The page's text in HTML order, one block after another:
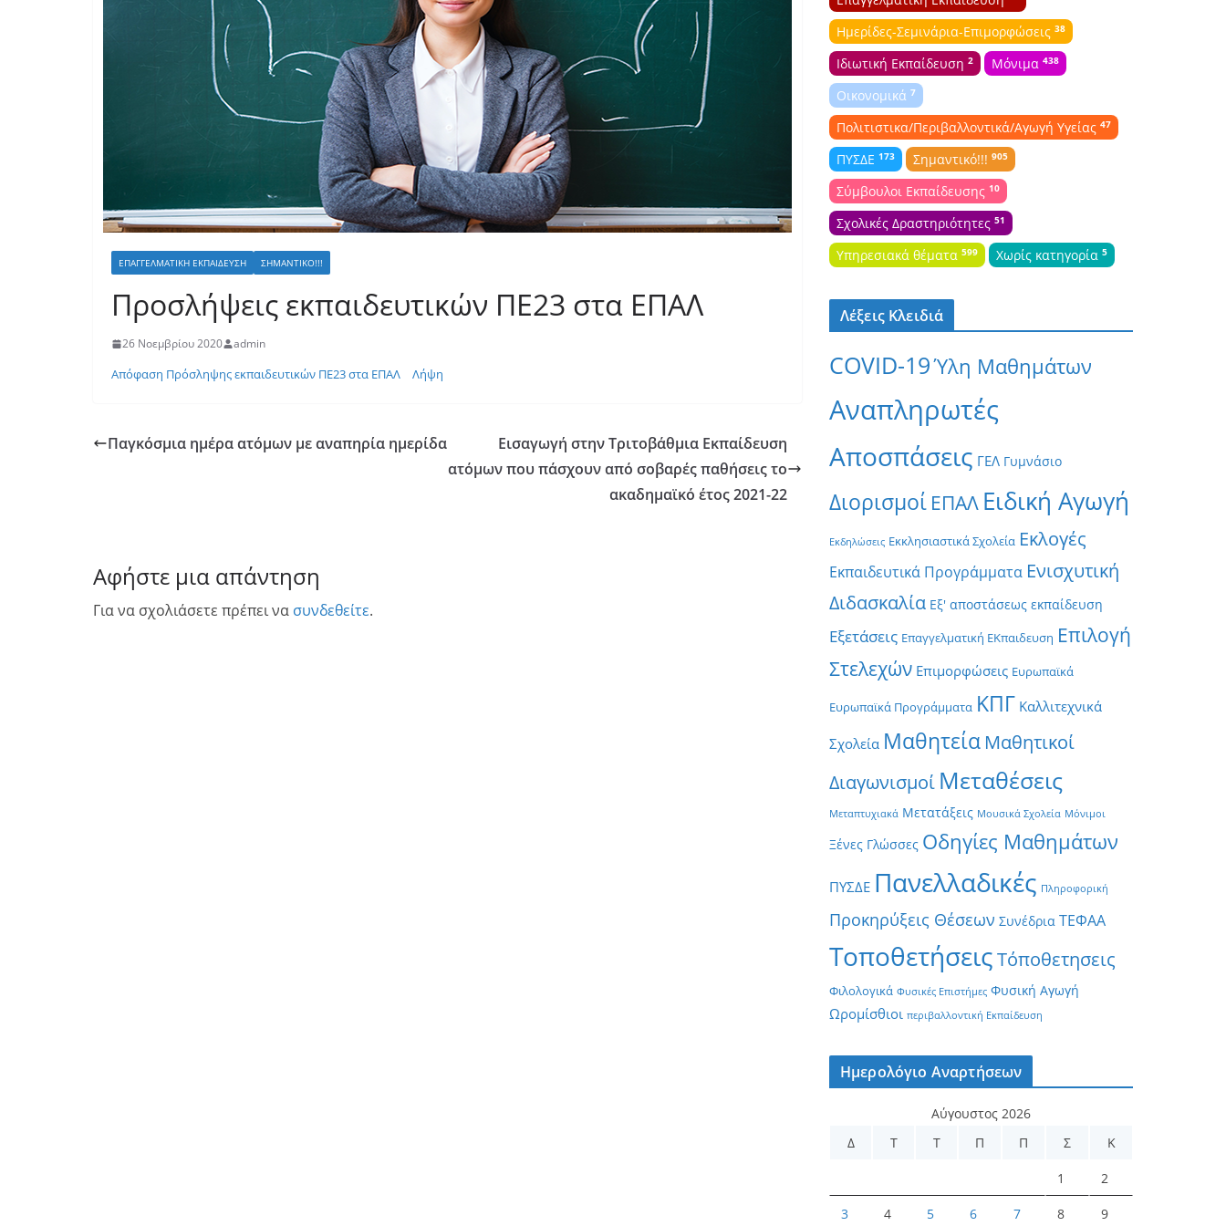
ΕΠΑΓΓΕΛΜΑΤΙΚΉ ΕΚΠΑΊΔΕΥΣΗ ΣΗΜΑΝΤΙΚΌ!!!
Προσλήψεις εκπαιδευτικών ΠΕ23 στα ΕΠΑΛ
26 Νοεμβρίου 2020 admin
Απόφαση Πρόσληψης εκπαιδευτικών ΠΕ23 στα ΕΠΑΛ Λήψη
Παγκόσμια ημέρα ατόμων με αναπηρία ημερίδα
Εισαγωγή στην Τριτοβάθμια Εκπαίδευση
ατόμων που πάσχουν από σοβαρές παθήσεις το
ακαδημαϊκό έτος 2021-22
Αφήστε μια απάντηση
Για να σχολιάσετε πρέπει να συνδεθείτε.
Ημερίδες-Σεμινάρια-Επιμορφώσεις 38
Ιδιωτική Εκπαίδευση 2 Μόνιμα 438
Οικονομικά 7
Πολιτιστικα/Περιβαλλοντικά/Αγωγή Υγείας 47
ΠΥΣΔΕ 173 Σημαντικό!!! 905
Σύμβουλοι Εκπαίδευσης 10
Σχολικές Δραστηριότητες 51
Υπηρεσιακά θέματα 599 Χωρίς κατηγορία 5
Λέξεις Κλειδιά
COVID-19Ύλη Μαθημάτων
Αναπληρωτές
Αποσπάσεις ΓΕΛ Γυμνάσιο
Διορισμοί ΕΠΑΛ Ειδική Αγωγή
Εκδηλώσεις Εκκλησιαστικά Σχολεία Εκλογές
Εκπαιδευτικά Προγράμματα Ενισχυτική
Διδασκαλία Εξ' αποστάσεως εκπαίδευση
Εξετάσεις Επαγγελματική ΕΚπαιδευση Επιλογή
Στελεχών Επιμορφώσεις Ευρωπαϊκά
Ευρωπαϊκά Προγράμματα ΚΠΓ Καλλιτεχνικά
Σχολεία Μαθητεία Μαθητικοί
Διαγωνισμοί Μεταθέσεις
Μεταπτυχιακά Μετατάξεις Μουσικά Σχολεία Μόνιμοι
Ξένες Γλώσσες Οδηγίες Μαθημάτων
ΠΥΣΔΕ Πανελλαδικές Πληροφορική
Προκηρύξεις Θέσεων Συνέδρια ΤΕΦΑΑ
ΤοποθετήσειςΤόποθετησεις
Φιλολογικά Φυσικές Επιστήμες Φυσική Αγωγή
Ωρομίσθιοι περιβαλλοντική Εκπαίδευση
Ημερολόγιο Αναρτήσεων
Αύγουστος 2026
Δ
Τ Τ Π Π Σ Κ
1 2
3 4 5 6 7 8 9